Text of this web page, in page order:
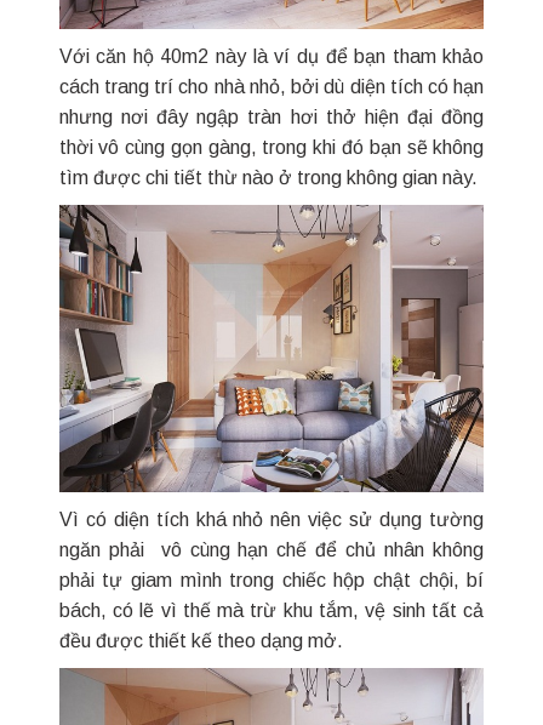
Với căn hộ 40m2 này là ví dụ để bạn tham khảo
cách trang trí cho nhà nhỏ, bởi dù diện tích có hạn
nhưng nơi đây ngập tràn hơi thở hiện đại đồng
thời vô cùng gọn gàng, trong khi đó bạn sẽ không
tìm được chi tiết thừ nào ở trong không gian này.
Vì có diện tích khá nhỏ nên việc sử dụng tường
ngăn phải vô cùng hạn chế để chủ nhân không
phải tự giam mình trong chiếc hộp chật chội, bí
bách, có lẽ vì thế mà trừ khu tắm, vệ sinh tất cả
đều được thiết kế theo dạng mở.